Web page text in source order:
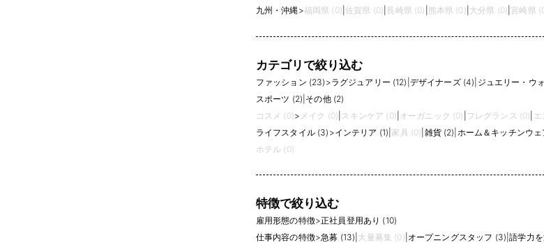
九州・沖縄>福岡県 (0) |佐賀県 (0) 長崎県 (0) 熊本県 (0) 大分県 (0) |宮崎県
カテゴリで絞り込む
ファッション (23) >ラグジュアリー (12) デザイナーズ (4) ジュエリー・ウ
スポーツ (2) その他 (2)
コスメ (0)> メイク (0) スキンケア (0) オーガニック (0) フレグランス (0)
ライフスタイル (3) >インテリア (1) 家具 (0) 雑貨 (2) ホーム＆キッチンウェ
ホテル (0)
特徴で絞り込む
雇用形態の特徴>正社員登用あり (10)
仕事内容の特徴>急募 (13) 大量募集 (0) オープニングスタッフ (3) |語学力